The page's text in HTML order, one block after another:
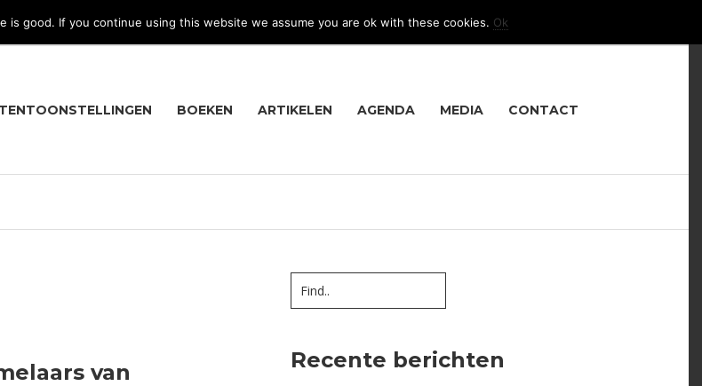
is good. If you continue using this website we assume you are ok with these cookies. Ok
LANGUAGE
TENTOONSTELLINGEN BOEKEN ARTIKELEN AGENDA MEDIA CONTACT
van
Recente berichten